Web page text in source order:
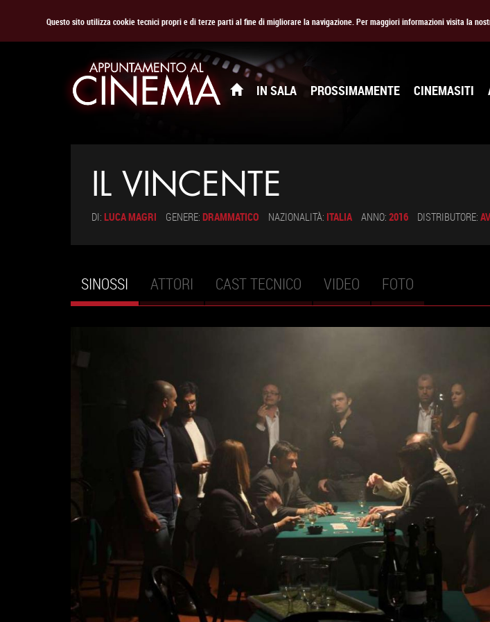
Questo sito utilizza cookie tecnici propri e di terze parti al fine di migliorare la navigazione. Per maggiori informazioni visita la
IN SALA PROSSIMAMENTE CINEMASITI
IL VINCENTE
DI: LUCA MAGRI GENERE: DRAMMATICO NAZIONALITÀ: ITALIA ANNO: 2016 DISTRIBUTORE:
Schede primarie
SINOSSI (SCHEDA
ATTIVA)
ATTORI CAST TECNICO VIDEO FOTO